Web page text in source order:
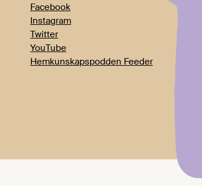
Facebook
Instagram
Twitter
YouTube
Hemkunskapspodden Feeder